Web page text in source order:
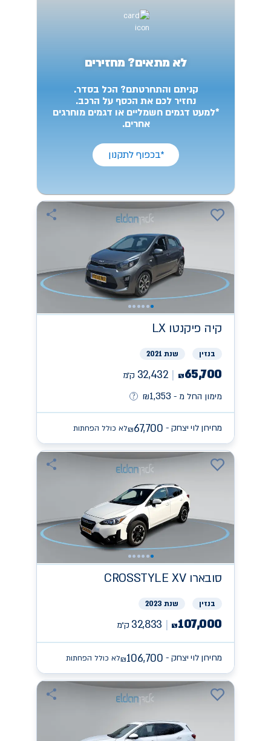
לא מתאים? מחזירים
קניתם והתחרטתם? הכל בסדר.
נחזיר לכם את הכסף על הרכב.
*למעט דגמים חשמליים או דגמים מוחרגים
אחרים.
*בכפוף לתקנון
קיה פיקנטו LX
בנזין שנת 2021
₪65,700
32,432 ק״מ
מימון החל מ -
₪1,353
מחירון לוי יצחק - ₪67,700 לא כולל הפחתות
סובארוCROSSTYLE XV
בנזין שנת 2023
₪107,000
32,833 ק״מ
מחירון לוי יצחק - ₪106,700 לא כולל הפחתות